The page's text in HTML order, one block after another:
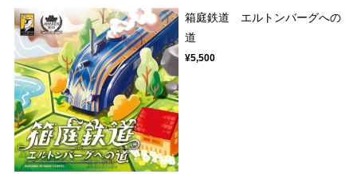
箱庭鉄道 エルトンバーグへの
道
¥5,500